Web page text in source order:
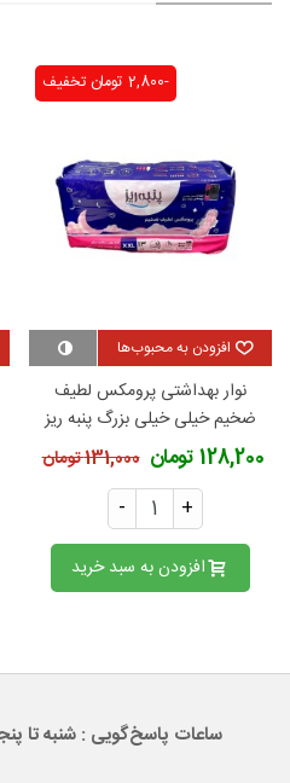
نکات استفاده و
تخفیف -2,800 تومان
افزودن به محبوب‌ها
نوار بهداشتی پرومکس لطیف
ضخیم خیلی خیلی بزرگ پنبه ریز
128,200 تومان 131,000 تومان
- +
افزودن به سبد خرید
ساعات پاسخ‌گویی : شنبه تا پنجشنبه